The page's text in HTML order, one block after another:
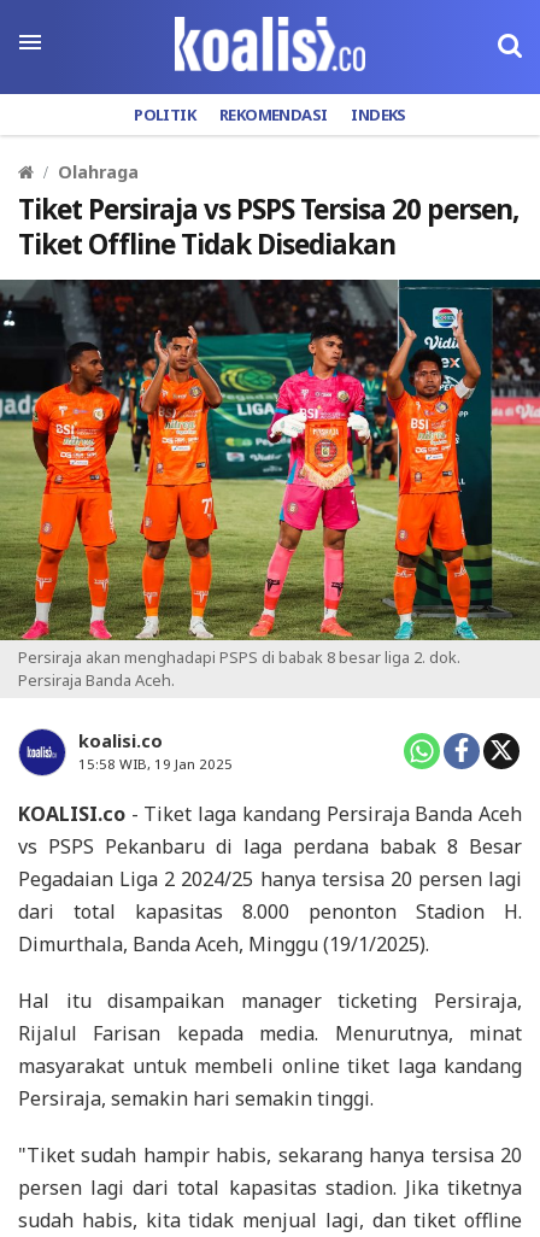
POLITIK REKOMENDASI INDEKS
Olahraga
Tiket Persiraja vs PSPS Tersisa 20 persen,
Tiket Offline Tidak Disediakan
Persiraja akan menghadapi PSPS di babak 8 besar liga 2. dok.
Persiraja Banda Aceh.
koalisi.co
15:58 WIB, 19 Jan 2025
KOALISI.co - Tiket laga kandang Persiraja Banda Aceh
vs PSPS Pekanbaru di laga perdana babak 8 Besar
Pegadaian Liga 2 2024/25 hanya tersisa 20 persen lagi
dari total kapasitas 8.000 penonton Stadion H.
Dimurthala, Banda Aceh, Minggu (19/1/2025).
Hal itu disampaikan manager ticketing Persiraja,
Rijalul Farisan kepada media. Menurutnya, minat
masyarakat untuk membeli online tiket laga kandang
Persiraja, semakin hari semakin tinggi.
"Tiket sudah hampir habis, sekarang hanya tersisa 20
persen lagi dari total kapasitas stadion. Jika tiketnya
sudah habis, kita tidak menjual lagi, dan tiket offline